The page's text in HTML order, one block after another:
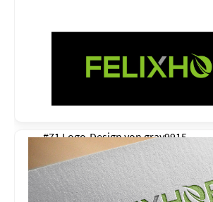
#71 Logo-Design vongray9915